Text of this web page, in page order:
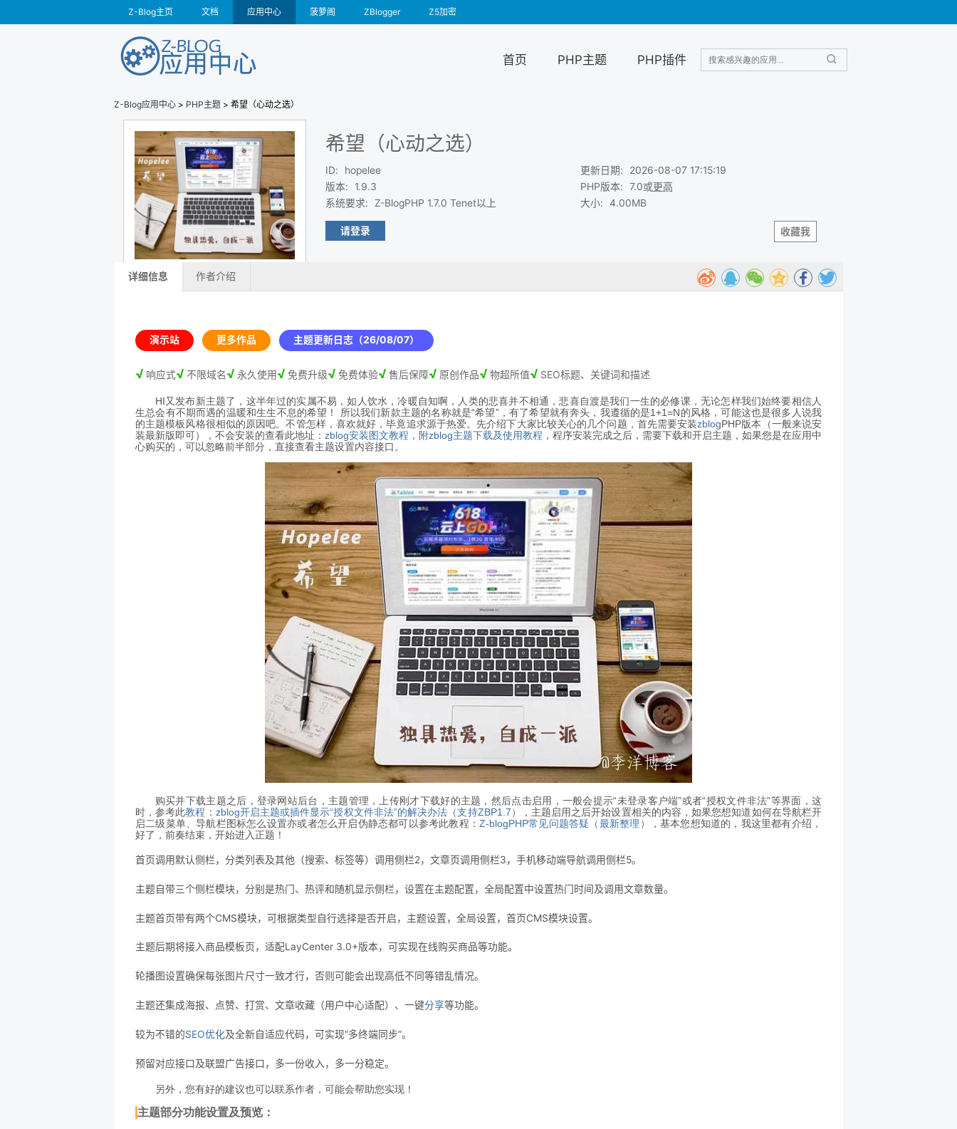
Z-Blog主页 文档 应用中心 菠萝阁 ZBlogger Z5加密
首页 PHP主题 PHP插件
Z-Blog应用中心 > PHP主题 > 希望（心动之选）
希望（心动之选）
ID:
hopelee
版本:
1.9.3
系统要求: Z-BlogPHP 1.7.0 Tenet以上
更新日期:
2026-08-07 17:15:19
PHP版本: 7.0或更高
大小: 4.00MB
收藏我
请登录
详细信息 作者介绍
演示站 更多作品 主题更新日志（26/08/07）
√ 响应式√ 不限域名√ 永久使用√ 免费升级√ 免费体验√ 售后保障√ 原创作品√ 物超所值√ SEO标题、关键词和描述
HI又发布新主题了，这半年过的实属不易，如人饮水，冷暖自知啊，人类的悲喜并不相通，悲喜自渡是我们一生的必修课，无论怎样我们始终要相信人
生总会有不期而遇的温暖和生生不息的希望！ 所以我们新款主题的名称就是“希望”，有了希望就有奔头，我遵循的是1+1=N的风格，可能这也是很多人说我
的主题模板风格很相似的原因吧。不管怎样，喜欢就好，毕竟追求源于热爱。 先介绍下大家比较关心的几个问题，首先需要安装zblogPHP版本（一般来说安
装最新版即可），不会安装的查看此地址： zblog安装图文教程，附zblog主题下载及使用教程 ，程序安装完成之后，需要下载和开启主题，如果您是在应用中
心购买的，可以忽略前半部分，直接查看主题设置内容接口。
购买并下载主题之后，登录网站后台，主题管理，上传刚才下载好的主题，然后点击启用，一般会提示“未登录客户端”或者“授权文件非法”等界面，这
时，参考此教程 ： zblog开启主题或插件显示“授权文件非法”的解决办法（支持ZBP1.7）
，主题启用之后开始设置相关的内容，如果您想知道如何在导航栏开
启二级菜单、导航栏图标怎么设置亦或者怎么开启伪静态都可以参考此教程：Z-blogPHP常见问题答疑（最新整理）
，基本您想知道的，我这里都有介绍，
好了，前奏结束，开始进入正题！
首页调用默认侧栏，分类列表及其他（搜索、标签等）调用侧栏2，文章页调用侧栏3，手机移动端导航调用侧栏5。
主题自带三个侧栏模块，分别是热门、热评和随机显示侧栏，设置在主题配置，全局配置中设置热门时间及调用文章数量。
主题首页带有两个CMS模块，可根据类型自行选择是否开启，主题设置，全局设置，首页CMS模块设置。
主题后期将接入商品模板页，适配LayCenter 3.0+版本，可实现在线购买商品等功能。
轮播图设置确保每张图片尺寸一致才行，否则可能会出现高低不同等错乱情况。
主题还集成海报、点赞、打赏、文章收藏（用户中心适配）、一键分享等功能。
较为不错的SEO优化及全新自适应代码，可实现“多终端同步”。
预留对应接口及联盟广告接口，多一份收入，多一分稳定。
另外，您有好的建议也可以联系作者，可能会帮助您实现！
主题部分功能设置及预览：